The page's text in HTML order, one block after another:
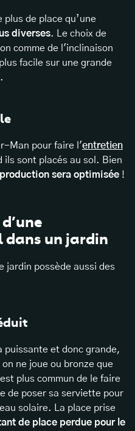
de place qu’une
diverses. Le choix de
comme de l'inclinaison
facile sur une grande
Man pour faire l'entretien
ils sont placés au sol. Bien
production sera optimisée !
un jardin
jardin possède aussi des
puissante et donc grande,
ne joue ou bronze que
plus commun de le faire
de poser sa serviette pour
solaire. La place prise
de place perdue pour le